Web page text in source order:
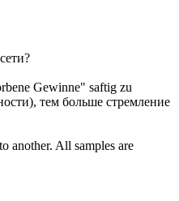
Gewinne" saftig zu
тем больше стремление
another. All samples are